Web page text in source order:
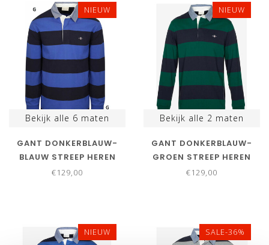
NIEUW
Bekijk alle 6 maten
GANT DONKERBLAUW-
BLAUW STREEP HEREN
RUGBY SHIRT SWEATER
€129,00
NIEUW
Bekijk alle 2 maten
GANT DONKERBLAUW-
GROEN STREEP HEREN
RUGBY SHIRT SWEATER
€129,00
NIEUW SALE-36%